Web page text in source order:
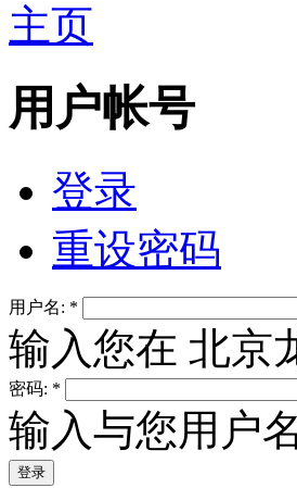
主页
用户帐号
登录
重设密码
用户名: *
输入您在 北京
密码: *
输入与您用户